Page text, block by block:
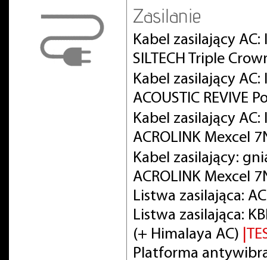
Zasilanie
Kabel zasilający
SILTECH Triple
Kabel zasilający
ACOUSTIC REVIVE
Kabel zasilający
ACROLINK Mexcel
Kabel zasilający:
ACROLINK Mexcel
Listwa zasilająca:
Listwa zasilająca:
(+ Himalaya AC)
Platforma